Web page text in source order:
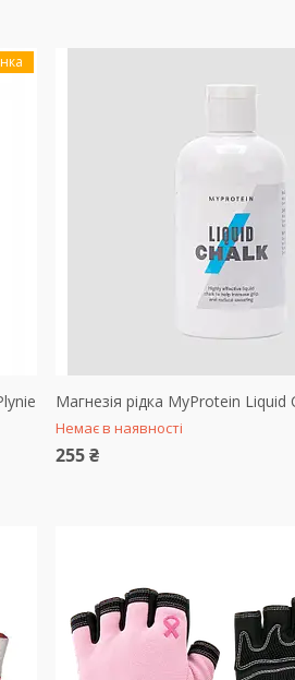
Магнезія рідка MyProtein Liquid
Немає в наявності
255 ₴